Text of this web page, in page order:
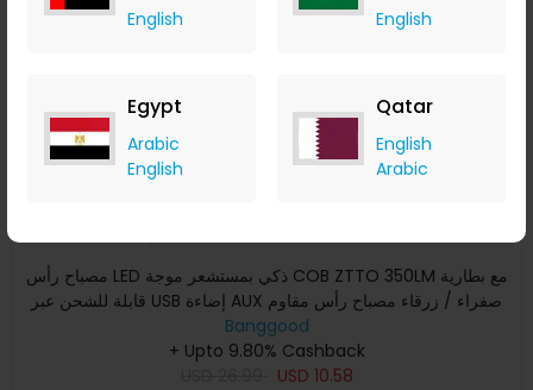
English
English
Egypt
Arabic
English
Qatar
English
Arabic
مصباح رأس LED ذكي بمستشعر موجة COB ZTTO 350LM مع بطارية
قابلة للشحن عبر USB إضاءة AUX صفراء / زرقاء مصباح رأس مقاوم
للما
Banggood
+ Upto 9.80% Cashback
USD 10.58